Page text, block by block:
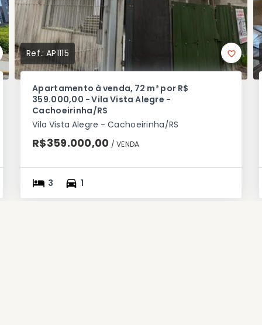
Ref.:AP1115
Apartamento à venda, 72 m² por R$
359.000,00 - Vila Vista Alegre -
Cachoeirinha/RS
Vila Vista Alegre - Cachoeirinha/RS
R$359.000,00 / VENDA
3 1